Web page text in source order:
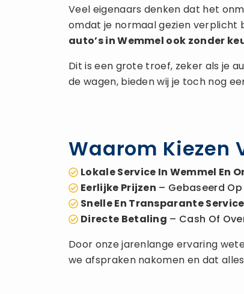
Veel eigenaars denken dat het
omdat je normaal gezien verplicht
auto’s in Wemmel ook zonder
Dit is een grote troef, zeker als je
de wagen, bieden wij je toch nog
Waarom Kiezen
Lokale Service In Wemmel En
Eerlijke Prijzen – Gebaseerd
Snelle En Transparante Service
Directe Betaling – Cash Of
Door onze jarenlange ervaring
we afspraken nakomen en dat